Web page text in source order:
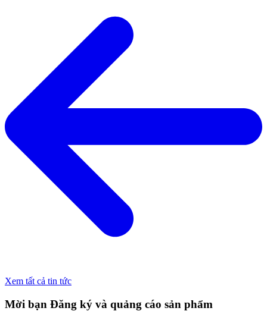
Xem tất cả tin tức
Mời bạn Đăng ký và quảng cáo sản phẩm